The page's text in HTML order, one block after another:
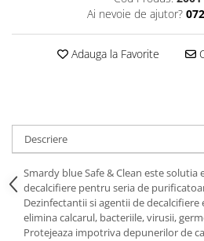
Produse de bucatarie kjøk
Pachete Promo
Incarcatoare & acumulatori
Bec LED
E14
E27
Ai nevoie de ajutor?
Adauga la Favorite
Descriere
Smardy blue Safe & Clean este solutia
decalcifiere pentru seria de
Dezinfectantii si agentii de decalcifiere
elimina calcarul, bacteriile, virusii,
Protejeaza impotriva depunerilor de